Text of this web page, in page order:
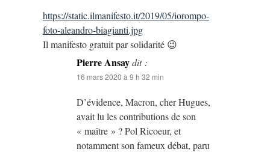
https://static.ilmanifesto.it/2019/05/iorompo-
foto-aleandro-biagianti.jpg
Il manifesto gratuit par solidarité 😉
Pierre Ansaydit :
16 mars 2020 à 9 h 32 min
D’évidence, Macron, cher Hugues,
avait lu les contributions de son
« maître » ? Pol Ricoeur, et
notamment son fameux débat, paru